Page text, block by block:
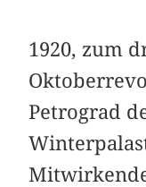
1920, zum
Petrograd